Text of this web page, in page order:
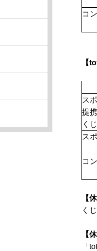
コ
【
ス
提
く
ス
コ
【
く
【
「